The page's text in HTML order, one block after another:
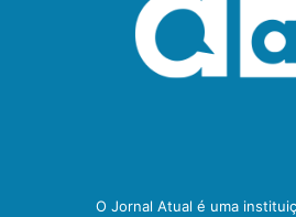
O Jornal Atual é uma